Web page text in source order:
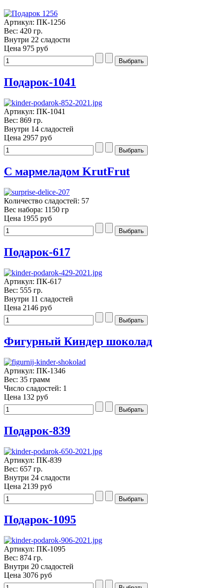
Артикул: ПК-1256
Вес: 420 гр.
Внутри 22 сладости
Цена 975 руб
Подарок-1041
Артикул: ПК-1041
Вес: 869 гр.
Внутри 14 сладостей
Цена 2957 руб
С мармеладом KrutFrut
Количество сладостей: 57
Вес набора: 1150 гр
Цена 1955 руб
Подарок-617
Артикул: ПК-617
Вес: 555 гр.
Внутри 11 сладостей
Цена 2146 руб
Фигурный Киндер шоколад
Артикул: ПК-1346
Вес: 35 грамм
Число сладостей: 1
Цена 132 руб
Подарок-839
Артикул: ПК-839
Вес: 657 гр.
Внутри 24 сладости
Цена 2139 руб
Подарок-1095
Артикул: ПК-1095
Вес: 874 гр.
Внутри 20 сладостей
Цена 3076 руб